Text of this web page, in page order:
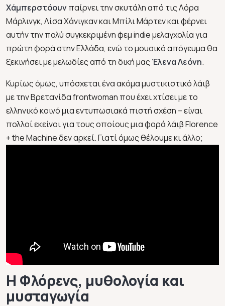
Χάμπερστόουν παίρνει την σκυτάλη από τις Λόρα
Μάρλινγκ, Λίσα Χάνιγκαν και Μπίλι Μάρτεν και φέρνει
αυτήν την πολύ συγκεκριμένη φεμ indie μελαγχολία για
πρώτη φορά στην Ελλάδα, ενώ το μουσικό απόγευμα θα
ξεκινήσει με μελωδίες από τη δική μαςΈλενα Λεόνη.
Κυρίως όμως, υπόσχεται ένα ακόμα μυστικιστικό λάιβ
με την Βρετανίδα frontwoman που έχει χτίσει με το
ελληνικό κοινό μια εντυπωσιακά πιστή σχέση – είναι
πολλοί εκείνοι για τους οποίους μια φορά λάιβ Florence
+ the Machine δεν αρκεί. Γιατί όμως θέλουμε κι άλλο;
Η Φλόρενς, μυθολογία και
μυσταγωγία